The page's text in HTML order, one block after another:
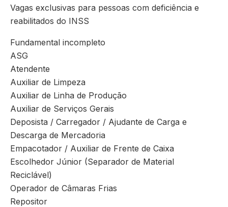
Vagas exclusivas para pessoas com deficiência e
reabilitados do INSS
Fundamental incompleto
ASG
Atendente
Auxiliar de Limpeza
Auxiliar de Linha de Produção
Auxiliar de Serviços Gerais
Deposista / Carregador / Ajudante de Carga e
Descarga de Mercadoria
Empacotador / Auxiliar de Frente de Caixa
Escolhedor Júnior (Separador de Material
Reciclável)
Operador de Câmaras Frias
Repositor